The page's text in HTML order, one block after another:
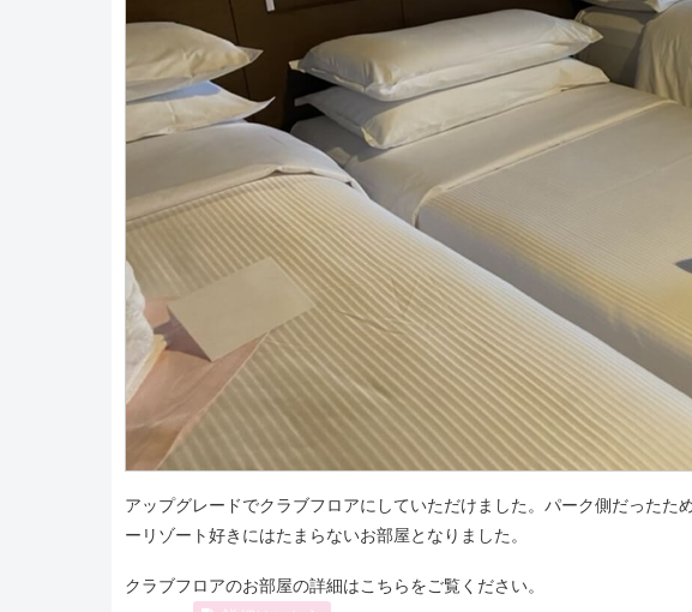
アップグレードでクラブフロアにしていただけました。パーク側だったた
ーリゾート好きにはたまらないお部屋となりました。
クラブフロアのお部屋の詳細はこちらをご覧ください。